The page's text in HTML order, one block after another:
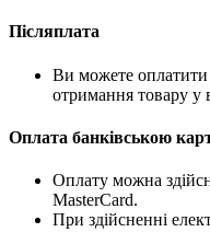
Післяплата
Ви можете оплатити
отримання товару у
Оплата банківською
Оплату можна
MasterCard.
При здійсненні